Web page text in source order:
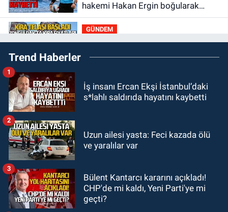
hakemi Hakan Ergin boğularak
hayatını kaybetti
GÜNDEM
13:30Zonguldak’ta üniversite
öğrencileri ev arıyor: Kiralar 30 bin
13:00Zonguldak Valiliği'nden son
dakika açıklaması: “YASAKLANDI”
12:12Devrek’te Erdoğan posterini
GÜNDEM
11:509 yaşındaki Burak
Keskintığ’dan acı haber
Trend Haberler
İş insanı Ercan Ekşi İstanbul’daki
s*lahlı saldırıda hayatını kaybetti
1
Uzun ailesi yasta: Feci kazada ölü
ve yaralılar var
2
Bülent Kantarcı kararını açıkladı!
CHP'de mi kaldı, Yeni Parti'ye mi
geçti?
3